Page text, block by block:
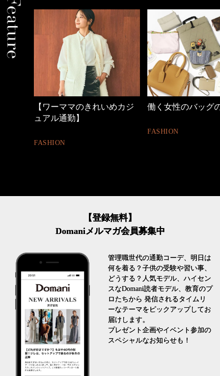
働く女性のバッグの中身 40代の小顔メイク
BEAUTY
【登録無料】
Domaniメルマガ会員募集中
管理職世代の通勤コーデ、明日は
何を着る？子供の受験や習い事、
どうする？人気モデル、ハイセン
スなDomani読者モデル、教育のプ
ロたちから 発信されるタイムリ
ーなテーマをピックアップしてお
届けします。
プレゼント企画やイベント参加の
スペシャルなお知らせも！